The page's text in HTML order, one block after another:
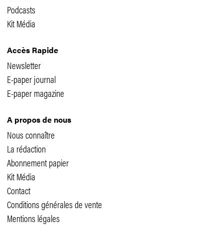
Podcasts
Kit Média
Accès Rapide
Newsletter
E-paper journal
E-paper magazine
A propos de nous
Nous connaître
La rédaction
Abonnement papier
Kit Média
Contact
Conditions générales de vente
Mentions légales